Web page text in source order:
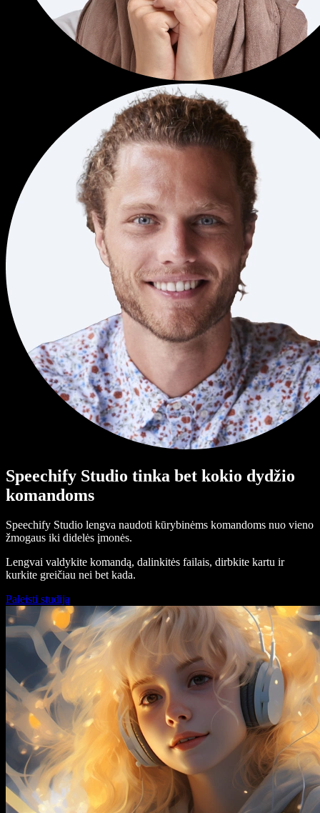
Speechify Studio tinka bet kokio dydžio
komandoms
Speechify Studio lengva naudoti kūrybinėms komandoms nuo vieno
žmogaus iki didelės įmonės.
Lengvai valdykite komandą, dalinkitės failais, dirbkite kartu ir
kurkite greičiau nei bet kada.
Paleisti studiją